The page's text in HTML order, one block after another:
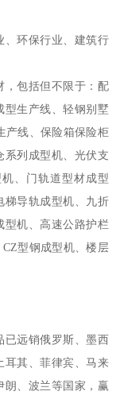
、环保行业、建筑行
，包括但不限于：配
型生产线、轻钢别墅
产线、保险箱保险柜
系列成型机、光伏支
、门轨道型材成型
梯导轨成型机、九折
型机、高速公路护栏
型钢成型机、楼层
已远销俄罗斯、墨西
耳其、菲律宾、马来
朗、波兰等国家，赢